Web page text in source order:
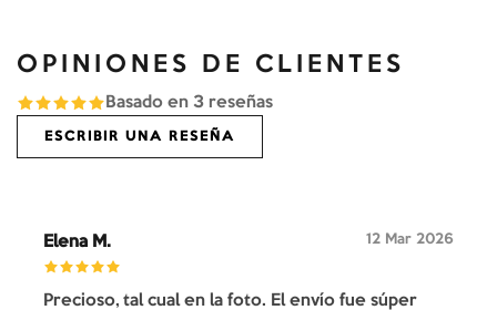
OPINIONES DE CLIENTES
Basado en 3 reseñas
ESCRIBIR UNA RESEÑA
Elena M. 12 Mar 2026
Precioso, tal cual en la foto. El envío fue súper